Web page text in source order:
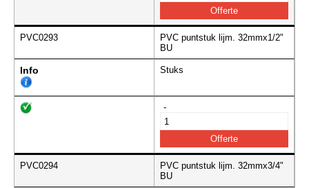
PVC0293
PVC puntstuk lijm. 32mmx1/2"
BU
Info Stuks
-
PVC0294
PVC puntstuk lijm. 32mmx3/4"
BU